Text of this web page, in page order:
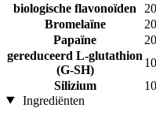
biologische flavonoïden
Bromelaïne
Papaïne
gereduceerd L-glutathion
(G-SH)
Silizium
Ingrediënten